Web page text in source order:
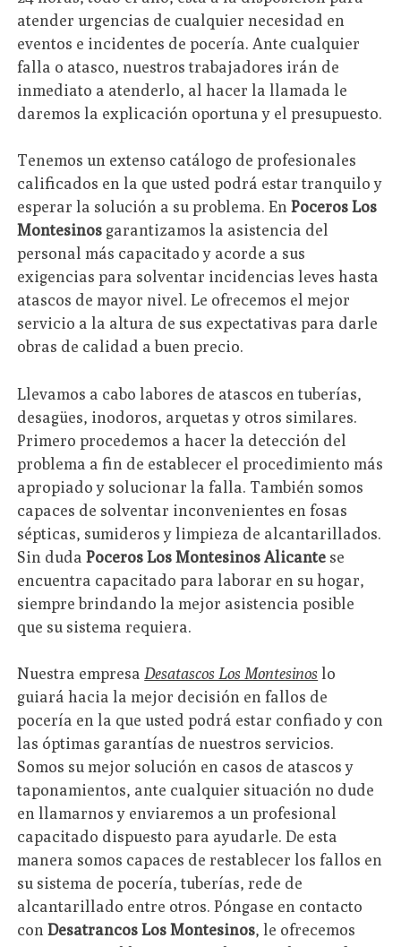
atender urgencias de cualquier necesidad en
eventos e incidentes de pocería. Ante cualquier
falla o atasco, nuestros trabajadores irán de
inmediato a atenderlo, al hacer la llamada le
daremos la explicación oportuna y el presupuesto.
Tenemos un extenso catálogo de profesionales
calificados en la que usted podrá estar tranquilo y
esperar la solución a su problema. EnPoceros Los
Montesinos garantizamos la asistencia del
personal más capacitado y acorde a sus
exigencias para solventar incidencias leves hasta
atascos de mayor nivel. Le ofrecemos el mejor
servicio a la altura de sus expectativas para darle
obras de calidad a buen precio.
Llevamos a cabo labores de atascos en tuberías,
desagües, inodoros, arquetas y otros similares.
Primero procedemos a hacer la detección del
problema a fin de establecer el procedimiento más
apropiado y solucionar la falla. También somos
capaces de solventar inconvenientes en fosas
sépticas, sumideros y limpieza de alcantarillados.
Sin dudaPoceros Los Montesinos Alicante se
encuentra capacitado para laborar en su hogar,
siempre brindando la mejor asistencia posible
que su sistema requiera.
Nuestra empresa Desatascos Los Montesinos lo
guiará hacia la mejor decisión en fallos de
pocería en la que usted podrá estar confiado y con
las óptimas garantías de nuestros servicios.
Somos su mejor solución en casos de atascos y
taponamientos, ante cualquier situación no dude
en llamarnos y enviaremos a un profesional
capacitado dispuesto para ayudarle. De esta
manera somos capaces de restablecer los fallos en
su sistema de pocería, tuberías, rede de
alcantarillado entre otros. Póngase en contacto
conDesatrancos Los Montesinos, le ofrecemos